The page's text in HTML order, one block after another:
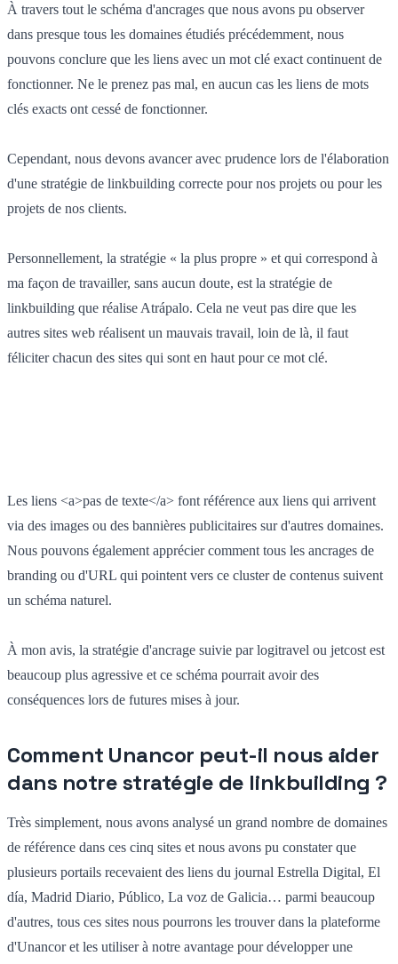
À travers tout le schéma d'ancrages que nous avons pu observer
dans presque tous les domaines étudiés précédemment, nous
pouvons conclure que les liens avec un mot clé exact continuent de
fonctionner. Ne le prenez pas mal, en aucun cas les liens de mots
clés exacts ont cessé de fonctionner.
Cependant, nous devons avancer avec prudence lors de l'élaboration
d'une stratégie de linkbuilding correcte pour nos projets ou pour les
projets de nos clients.
Personnellement, la stratégie « la plus propre » et qui correspond à
ma façon de travailler, sans aucun doute, est la stratégie de
linkbuilding que réalise Atrápalo. Cela ne veut pas dire que les
autres sites web réalisent un mauvais travail, loin de là, il faut
féliciter chacun des sites qui sont en haut pour ce mot clé.
Les liens <a>pas de texte</a> font référence aux liens qui arrivent
via des images ou des bannières publicitaires sur d'autres domaines.
Nous pouvons également apprécier comment tous les ancrages de
branding ou d'URL qui pointent vers ce cluster de contenus suivent
un schéma naturel.
À mon avis, la stratégie d'ancrage suivie par logitravel ou jetcost est
beaucoup plus agressive et ce schéma pourrait avoir des
conséquences lors de futures mises à jour.
Comment Unancor peut-il nous aider
dans notre stratégie de linkbuilding ?
Très simplement, nous avons analysé un grand nombre de domaines
de référence dans ces cinq sites et nous avons pu constater que
plusieurs portails recevaient des liens du journal Estrella Digital, El
día, Madrid Diario, Público, La voz de Galicia… parmi beaucoup
d'autres, tous ces sites nous pourrons les trouver dans la plateforme
d'Unancor et les utiliser à notre avantage pour développer une